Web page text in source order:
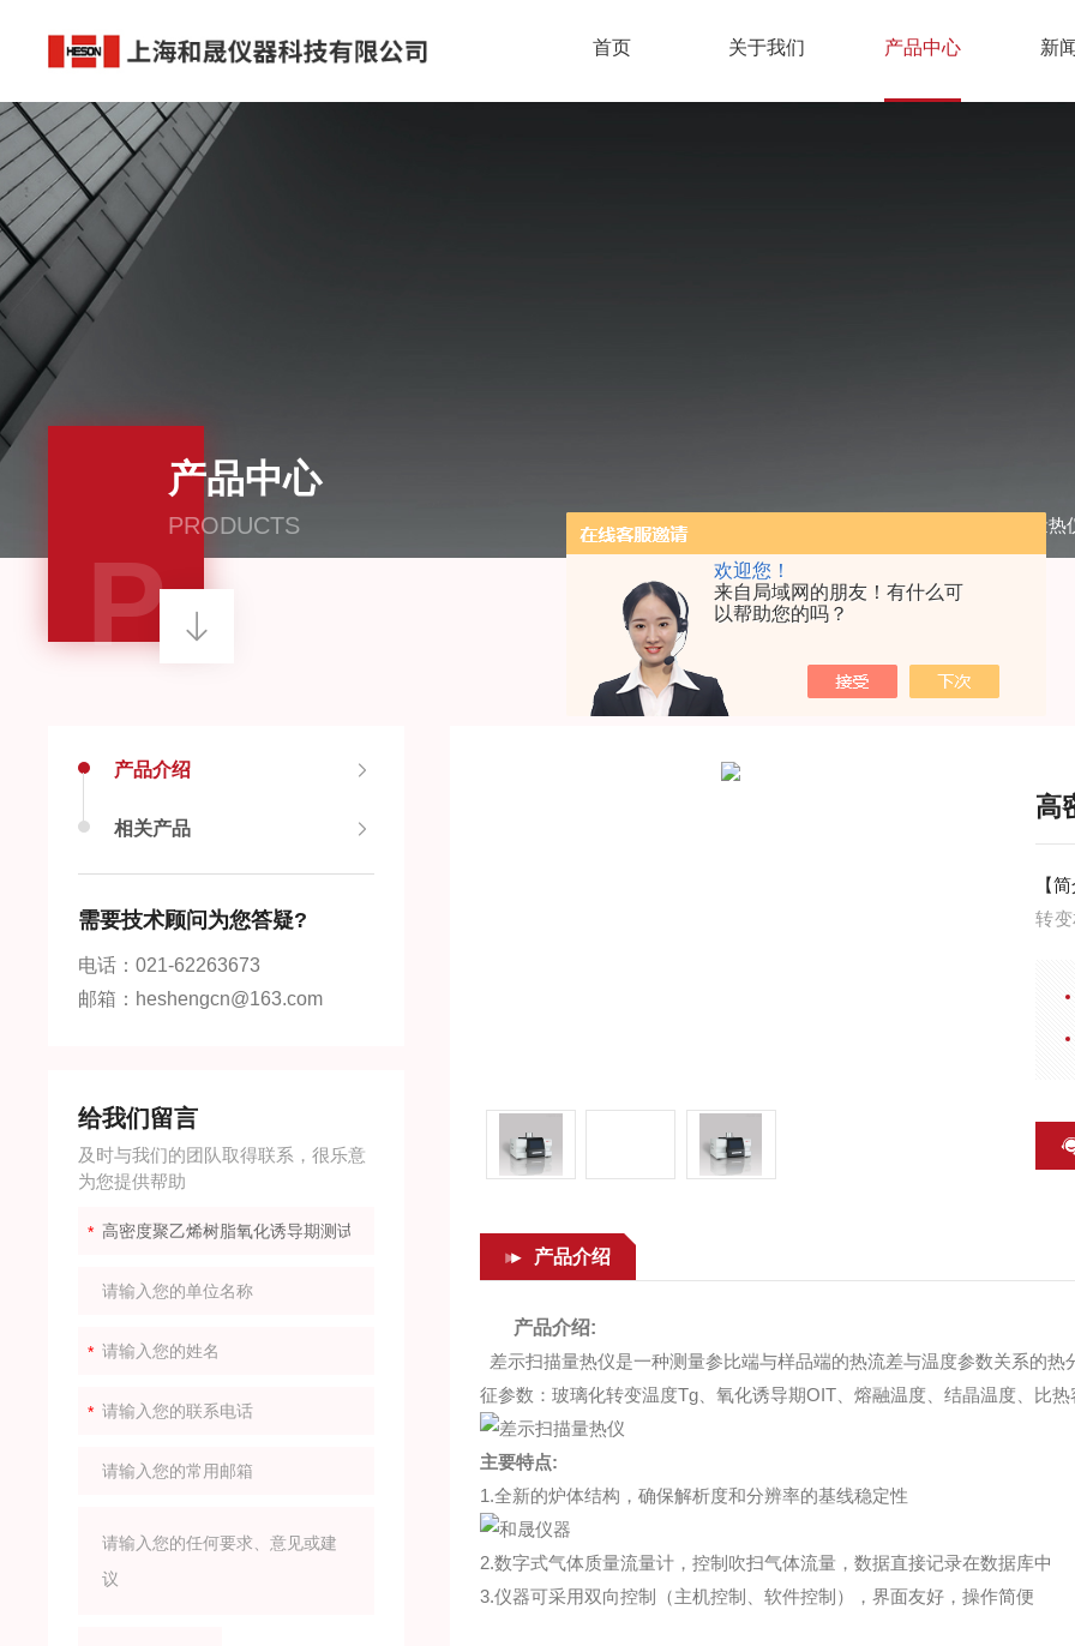
欢迎您！
来自局域网的朋友！有什么可
以帮助您的吗？
首页 关于我们 产品中心 新
产品中心
PRODUCTS
P
差示扫描量热
高
【
转
产品介绍
产品介绍:
差示扫描量热仪是一种测量参比端与样品端的热流差与温度参数关系的
征参数：玻璃化转变温度Tg、氧化诱导期OIT、熔融温度、结晶温度、比
主要特点:
1.全新的炉体结构，确保解析度和分辨率的基线稳定性
2.数字式气体质量流量计，控制吹扫气体流量，数据直接记录在数据库中
3.仪器可采用双向控制（主机控制、软件控制），界面友好，操作简便
产品介绍
相关产品
需要技术顾问为您答疑?
电话：021-62263673
邮箱：heshengcn@163.com
给我们留言
及时与我们的团队取得联系，很乐意
为您提供帮助